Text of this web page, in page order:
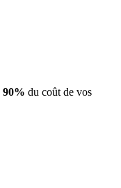
90% du coût de vos